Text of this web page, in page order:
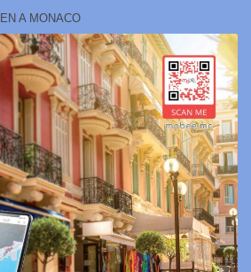
A MONACO